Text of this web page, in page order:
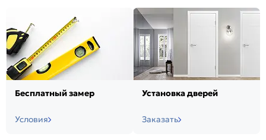
Бесплатный замер
Условия
Установка дверей
Заказать